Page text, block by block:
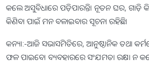
କଲେ ଅସୁବିଧାରେ ପଡ଼ିପାରନ୍ତି। ନୂତନ ଘର, ଗାଡ଼ି
କିଣିବା ପାଇଁ ମନ ବଳାଇବାର ସୂଚନା ରହିଛି।
କନ୍ୟା:-ଆଜି ସଭାସମିତିରେ, ଆନୁଷ୍ଠାନିକ ତଥା
ଫଳ ପାଇବେ। ବ୍ୟବହାରରେ ସଂଯମତା ରକ୍ଷା ନ